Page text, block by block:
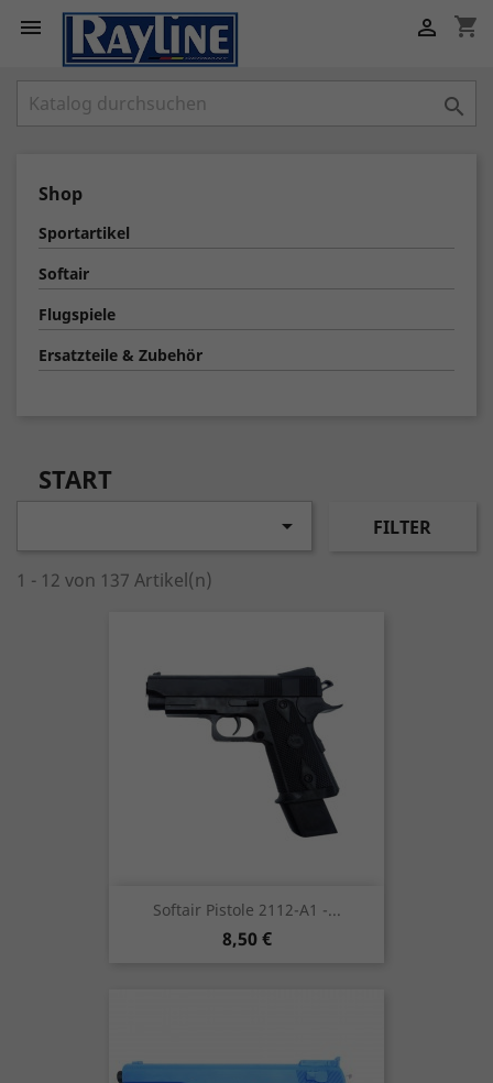
 shopping_cart


Shop
Sportartikel
Softair
Flugspiele
Ersatzteile & Zubehör
START
 FILTER
1 - 12 von 137 Artikel(n)
Softair Pistole 2112-A1 -...
Preis
8,50 €